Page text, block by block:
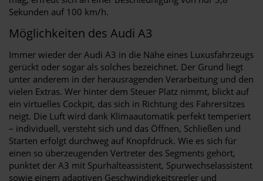
Sekunden auf 100 km/h.
Möglichkeiten des Audi A3
Immer wieder der Audi A3 in die Nähe eines Luxusfahrzeugs
gerückt oder sogar als solches bezeichnet. Der Grund liegt
unter anderem in der herausragenden Verarbeitung und den
vielen Extras. Wer hinter dem Steuer Platz nimmt, blickt auf
ein virtuelles Cockpit, das sich in Richtung des Fahrersitzes
neigt. Die Luft wird dank Klimaautomatik perfekt temperiert
– individuell, versteht sich und das Öffnen, Schließen und
Starten erfolgt durchweg auf Knopfdruck. Wie es sich für
einen so überzeugenden Vertreter des Segments gehört,
punktet der A3 mit Spurhalteassistent, Spurwechselassistent
sowie einem adaptiven Geschwindigkeitsregler und